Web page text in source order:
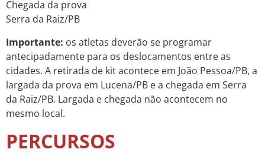
Chegada da prova
Serra da Raiz/PB
Importante: os atletas deverão se programar
antecipadamente para os deslocamentos entre as
cidades. A retirada de kit acontece em João Pessoa/PB, a
largada da prova em Lucena/PB e a chegada em Serra
da Raiz/PB. Largada e chegada não acontecem no
mesmo local.
PERCURSOS